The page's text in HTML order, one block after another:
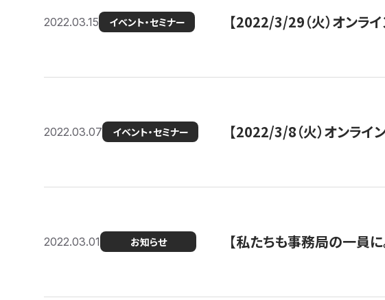
2022.03.15 イベント・セミナー 【2022/3/29（火）オンラ
2022.03.07 イベント・セミナー 【2022/3/8（火）オンラ
2022.03.01 お知らせ 【私たちも事務局の一員